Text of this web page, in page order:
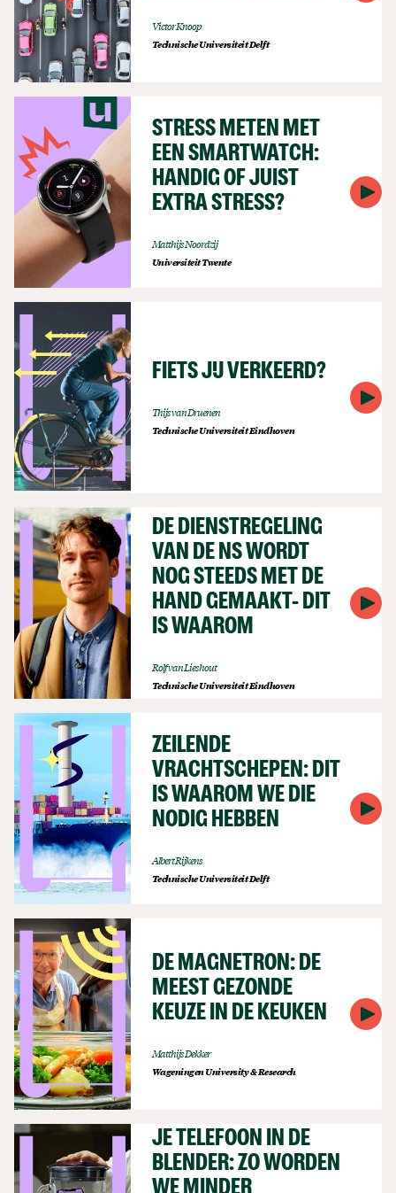
Victor Knoop
Technische Universiteit Delft
STRESS METEN MET
EEN SMARTWATCH:
HANDIG OF JUIST
EXTRA STRESS?
Matthijs Noordzij
Universiteit Twente
FIETS JIJ VERKEERD?
Thijs van Druenen
Technische Universiteit Eindhoven
DE DIENSTREGELING
VAN DE NS WORDT
NOG STEEDS MET DE
HAND GEMAAKT- DIT
IS WAAROM
Rolf van Lieshout
Technische Universiteit Eindhoven
ZEILENDE
VRACHTSCHEPEN: DIT
IS WAAROM WE DIE
NODIG HEBBEN
Albert Rijkens
Technische Universiteit Delft
DE MAGNETRON: DE
MEEST GEZONDE
KEUZE IN DE KEUKEN
Matthijs Dekker
Wageningen University & Research
JE TELEFOON IN DE
BLENDER: ZO WORDEN